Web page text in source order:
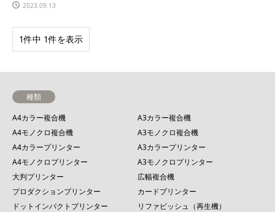
2023.09.13
1件中 1件を表示
種類
A4カラー複合機
A3カラー複合機
A4モノクロ複合機
A3モノクロ複合機
A4カラープリンター
A3カラープリンター
A4モノクロプリンター
A3モノクロプリンター
大判プリンター
広幅複合機
プロダクションプリンター
カードプリンター
ドットインパクトプリンター
リファビッシュ（再生機）